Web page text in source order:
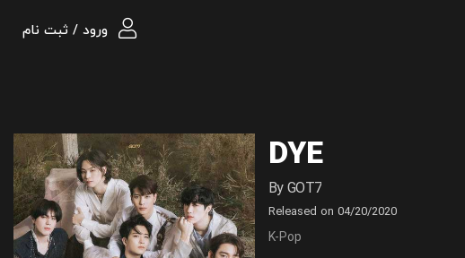
ورود / ثبت نام
DYE
ByGOT7
Released on 04/20/2020
K-Pop